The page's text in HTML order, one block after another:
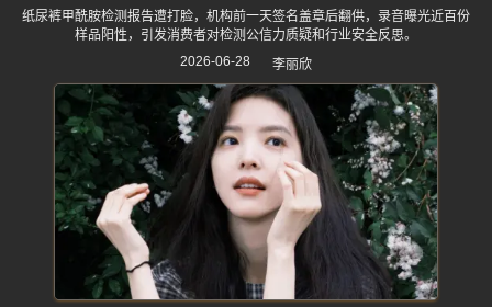
纸尿裤甲酰胺检测报告遭打脸，机构前一天签名盖章后翻供，录音曝光近百份
样品阳性，引发消费者对检测公信力质疑和行业安全反思。
2026-06-28
李丽欣